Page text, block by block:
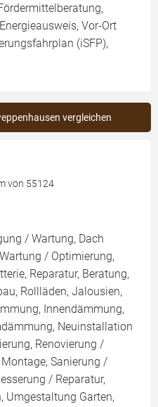
Vor-Ort
(iSFP),
vergleichen
von 55124
/ Wartung, Dach
/ Optimierung,
Reparatur, Beratung,
Rollläden, Jalousien,
Innendämmung,
Neuinstallation
Renovierung /
Sanierung /
/ Reparatur,
Umgestaltung Garten,